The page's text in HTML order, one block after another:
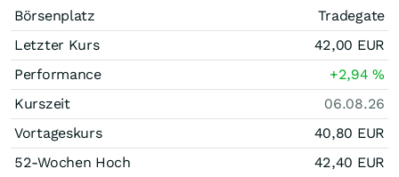
Börsenplatz
Tradegate
Letzter Kurs
42,00 EUR
Performance
+2,94%
Kurszeit
06.08.26
Vortageskurs
40,80 EUR
52-Wochen Hoch
42,40 EUR